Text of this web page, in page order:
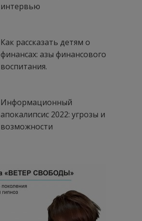
интервью
Как рассказать детям о
финансах: азы финансового
воспитания.
Информационный
апокалипсис 2022: угрозы и
возможности